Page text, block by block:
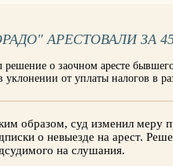
АРЕСТОВАЛИ ЗА
о заочном аресте
от уплаты налогов в
образом, суд изменил меру
о невыезде на арест.
на слушания.